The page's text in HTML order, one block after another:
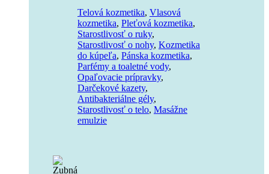
Telová kozmetika, Vlasová
kozmetika, Pleťová kozmetika,
Starostlivosť o ruky,
Starostlivosť o nohy, Kozmetika
do kúpeľa, Pánska kozmetika,
Parfémy a toaletné vody,
Opaľovacie prípravky,
Darčekové kazety,
Antibakteriálne gély,
Starostlivosť o telo, Masážne
emulzie